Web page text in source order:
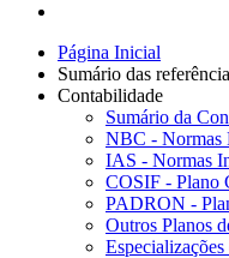
Página Inicial
Sumário das
Contabilidade
Sumário da
NBC - Normas
IAS - Normas
COSIF - Plano
PADRON -
Outros Planos